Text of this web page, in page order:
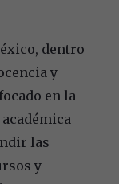
dentro
y
en la
las
y